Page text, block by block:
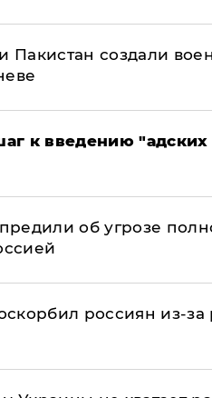
Пакистан создали
к введению "адских
об угрозе
россиян из-за